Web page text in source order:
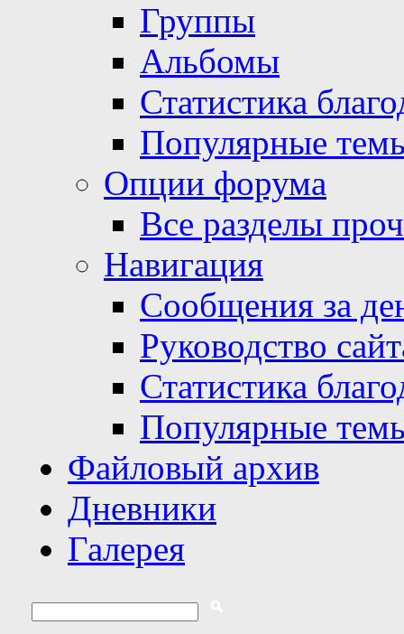
Группы
Альбомы
Статистика
Популярные
Опции форума
Все разделы
Навигация
Сообщения за
Руководство
Статистика
Популярные
Файловый архив
Дневники
Галерея